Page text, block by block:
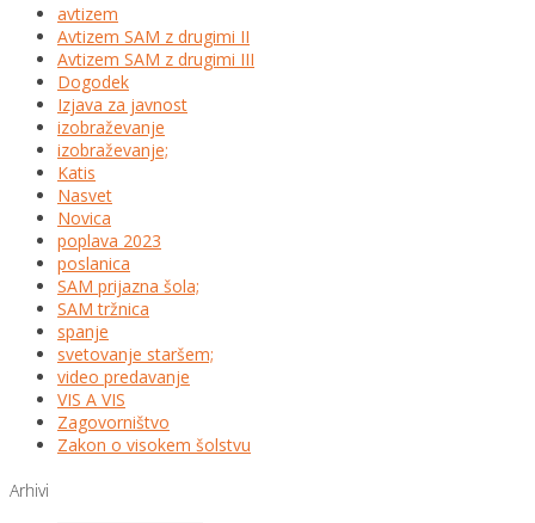
avtizem
Avtizem SAM z drugimi II
Avtizem SAM z drugimi III
Dogodek
Izjava za javnost
izobraževanje
izobraževanje;
Katis
Nasvet
Novica
poplava 2023
poslanica
SAM prijazna šola;
SAM tržnica
spanje
svetovanje staršem;
video predavanje
VIS A VIS
Zagovorništvo
Zakon o visokem šolstvu
Arhivi